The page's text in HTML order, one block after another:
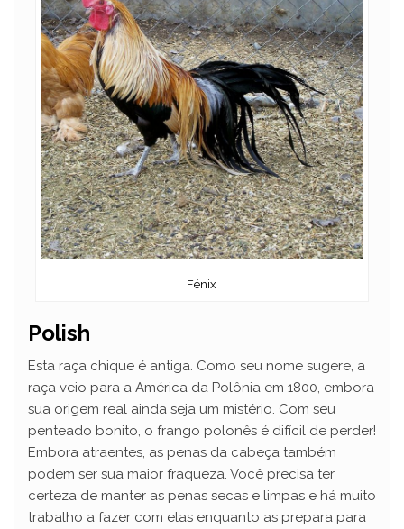
Fénix
Polish
Esta raça chique é antiga. Como seu nome sugere, a
raça veio para a América da Polônia em 1800, embora
sua origem real ainda seja um mistério. Com seu
penteado bonito, o frango polonês é difícil de perder!
Embora atraentes, as penas da cabeça também
podem ser sua maior fraqueza. Você precisa ter
certeza de manter as penas secas e limpas e há muito
trabalho a fazer com elas enquanto as prepara para